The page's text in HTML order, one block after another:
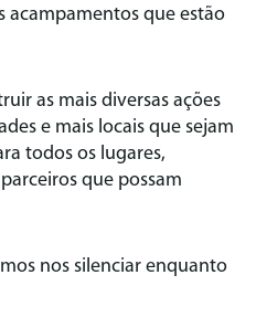
acampamentos que estão
as mais diversas ações
e mais locais que sejam
todos os lugares,
que possam
nos silenciar enquanto